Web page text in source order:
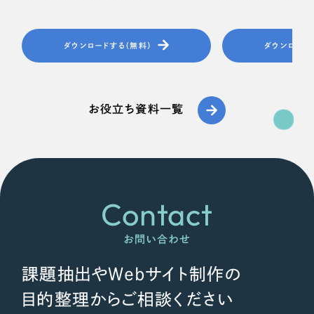
ダウンロードする（無料） ダウンロード
お役立ち資料一覧
Contact
お問い合わせ
課題抽出やWebサイト制作の
目的整理からご相談ください